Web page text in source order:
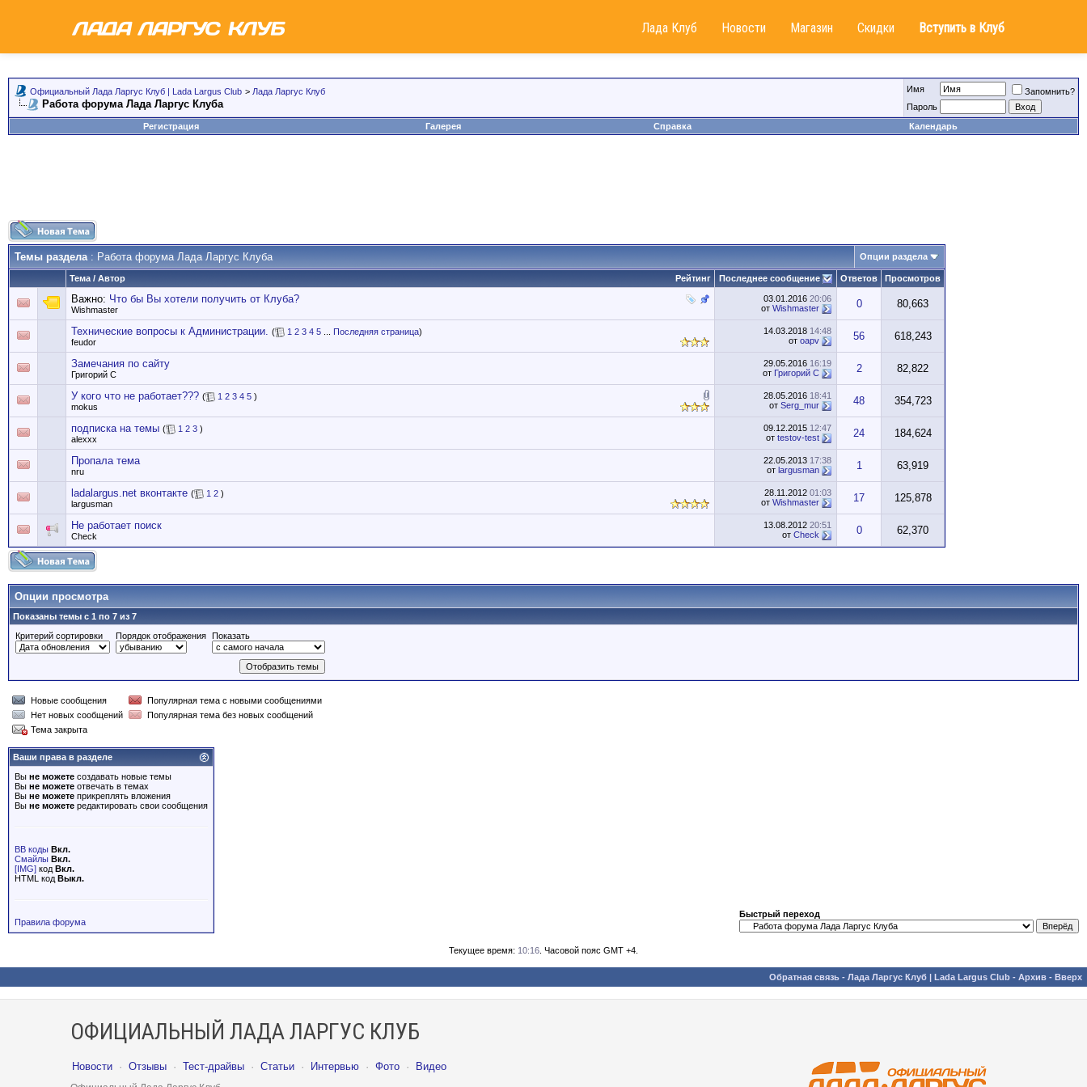
Лада Клуб Новости Магазин Скидки Вступить в Клуб
Официальный Лада Ларгус Клуб | Lada Largus Club > Лада Ларгус Клуб
Работа форума Лада Ларгус Клуба
Имя
Запомнить?
Пароль
Регистрация
Галерея Справка Календарь
Темы раздела: Работа форума Лада Ларгус Клуба Опции раздела
Рейтинг
Тема / Автор Последнее сообщение Ответов Просмотров
Важно: Что бы Вы хотели получить от Клуба?
Wishmaster
03.01.2016 20:06
от Wishmaster 0 80,663
Технические вопросы к Администрации. ( 1 2 3 4 5 Последняя страница)
feudor
14.03.2018 14:48
от oapv 56 618,243
Замечания по сайту
Григорий С
29.05.2016 16:19
от Григорий С 2 82,822
У кого что не работает??? ( 1 2 3 4 5 )
mokus
28.05.2016 18:41
от Serg_mur 48 354,723
подписка на темы ( 1 2 3 )
alexxx
09.12.2015 12:47
от testov-test 24 184,624
Пропала тема
nru
22.05.2013 17:38
от largusman 1 63,919
ladalargus.net вконтакте ( 1 2 )
largusman
28.11.2012 01:03
от Wishmaster 17 125,878
Не работает поиск
Check
13.08.2012 20:51
от Check 0 62,370
Опции просмотра
Показаны темы с 1 по 7 из 7
Критерий сортировки
Порядок отображения Показать
Новые сообщения
Популярная тема с новыми сообщениями
Нет новых сообщений
Популярная тема без новых сообщений
Тема закрыта
Ваши права в разделе
Вы не можете создавать новые темы
Вы не можете отвечать в темах
Вы не можете прикреплять вложения
Вы не можете редактировать свои сообщения
BB коды Вкл.
Смайлы Вкл.
[IMG] код Вкл.
HTML код Выкл.
Правила форума
Быстрый переход
Текущее время: 10:16 . Часовой пояс GMT +4.
Обратная связь - Лада Ларгус Клуб | Lada Largus Club - Архив - Вверх
ОФИЦИАЛЬНЫЙ ЛАДА ЛАРГУС КЛУБ
Новости · Отзывы · Тест-драйвы · Статьи · Интервью · Фото · Видео